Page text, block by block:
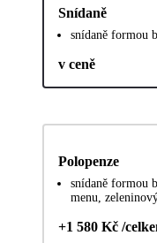
Snídaně
snídaně formou
v ceně
Polopenze
snídaně formou
menu,
+1 580 Kč /